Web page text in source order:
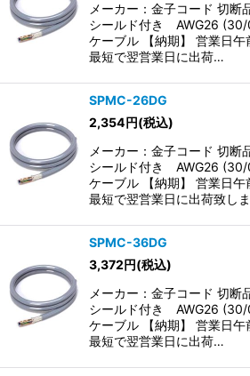
メーカー：金子コード 切断
シールド付き AWG26 (30/
ケーブル 【納期】 営業日午
最短で翌営業日に出荷…
SPMC-26DG
2,354円(税込)
メーカー：金子コード 切断
シールド付き AWG26 (30/
ケーブル 【納期】 営業日午
最短で翌営業日に出荷致し
SPMC-36DG
3,372円(税込)
メーカー：金子コード 切断
シールド付き AWG26 (30/
ケーブル 【納期】 営業日午
最短で翌営業日に出荷…